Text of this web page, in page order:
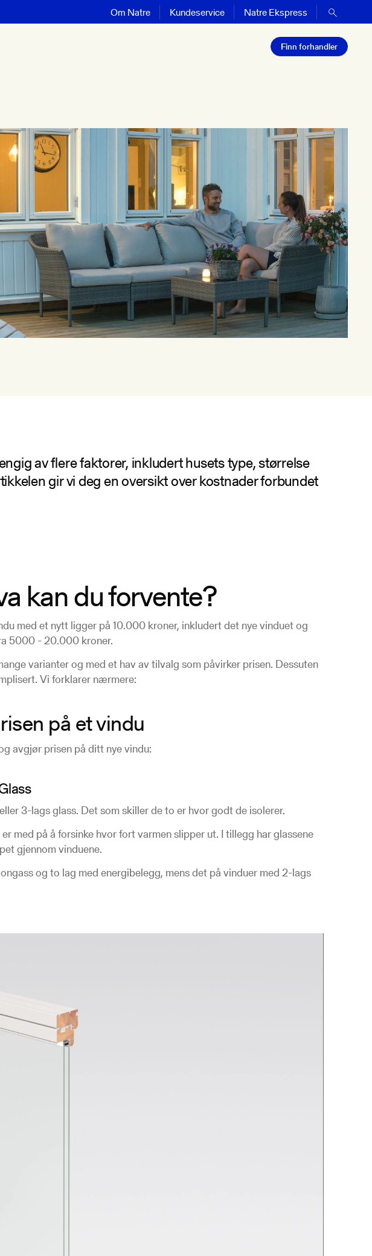
Om Natre Kundeservice Natre Ekspress
Finn forhandler
av flere faktorer, inkludert husets type, størrelse
gir vi deg en oversikt over kostnader forbundet
kan du forvente?
med et nytt ligger på 10.000 kroner, inkludert det nye vinduet og
5000 - 20.000 kroner.
varianter og med et hav av tilvalg som påvirker prisen. Dessuten
Vi forklarer nærmere:
på et vindu
avgjør prisen på ditt nye vindu:
3-lags glass. Det som skiller de to er hvor godt de isolerer.
med på å forsinke hvor fort varmen slipper ut. I tillegg har glassene
gjennom vinduene.
og to lag med energibelegg, mens det på vinduer med 2-lags